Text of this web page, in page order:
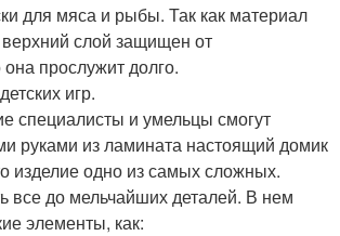
для мяса и рыбы. Так как материал
слой защищен от
прослужит долго.
игр.
специалисты и умельцы смогут
руками из ламината настоящий домик
изделие одно из самых сложных.
все до мельчайших деталей. В нем
элементы, как: